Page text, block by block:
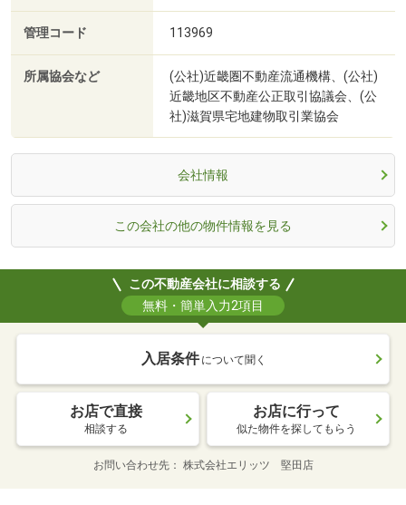
管理コード 113969
所属協会など
(公社)近畿圏不動産流通機構、(公社)
近畿地区不動産公正取引協議会、(公
社)滋賀県宅地建物取引業協会
会社情報
この会社の他の物件情報を見る
この不動産会社に相談する
無料・簡単入力2項目
入居条件 について聞く
お店で直接
相談する
お店に行って
似た物件を探してもらう
お問い合わせ先 株式会社エリッツ 堅田店